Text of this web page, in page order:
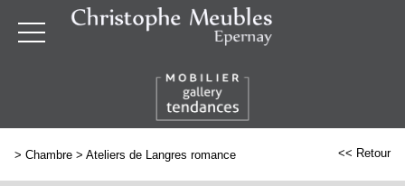
> Chambre > Ateliers de Langres romance << Retour